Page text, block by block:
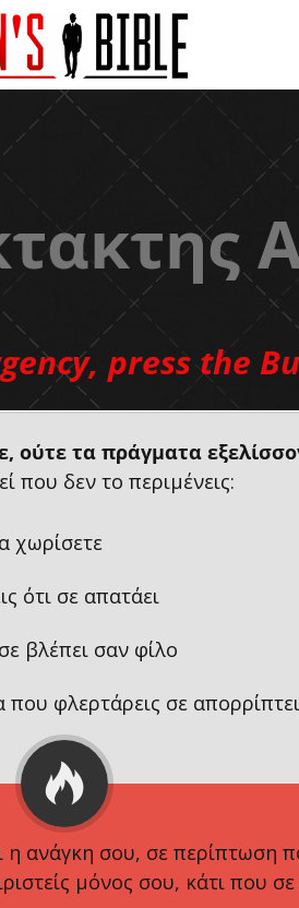
press the
τα πράγματα
που δεν το περιμένεις:
χωρίσετε
ότι σε απατάει
βλέπει σαν φίλο
που φλερτάρεις σε απορρίπτει
ανάγκη σου, σε περίπτωση
μόνος σου, κάτι που